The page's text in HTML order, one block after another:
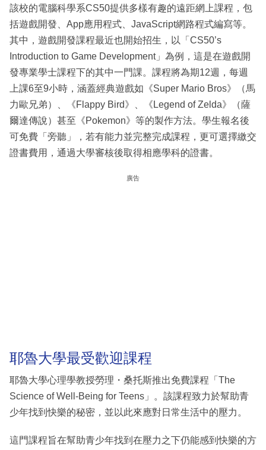
該校的電腦科學系CS50提供多樣有趣的遠距網上課程，包
括遊戲開發、App應用程式、JavaScript網路程式編寫等。
其中，遊戲開發課程最近也開始招生，以「CS50’s
Introduction to Game Development」為例，這是在遊戲開
發專業學士課程下的其中一門課。課程將為期12週，每週
上課6至9小時，涵蓋經典遊戲如《Super Mario Bros》（馬
力歐兄弟）、《Flappy Bird》、《Legend of Zelda》（薩
爾達傳說）甚至《Pokemon》等的製作方法。學生報名後
可免費「旁聽」，若有能力並完整完成課程，更可選擇繳交
證書費用，通過大學審核後取得相應學科的證書。
廣告
耶魯大學最受歡迎課程
耶魯大學心理學教授勞理・桑托斯推出免費課程「The
Science of Well-Being for Teens」。該課程致力於幫助青
少年找到快樂的秘密，並以此來應對日常生活中的壓力。
這門課程旨在幫助青少年找到在壓力之下仍能感到快樂的方